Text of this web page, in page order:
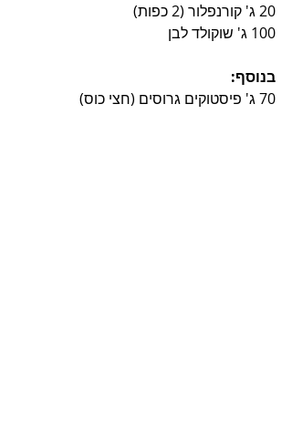
20 ג' קורנפלור (2 כפות)
100 ג' שוקולד לבן
בנוסף:
70 ג' פיסטוקים גרוסים (חצי כוס)